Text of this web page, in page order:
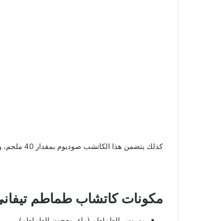
كذلك يتضمن هذا الكاتشب صوديوم بمقدار 40 ملجم، وسكر بمقدار 0.995 جم
مكونات كاتشاب طماطم